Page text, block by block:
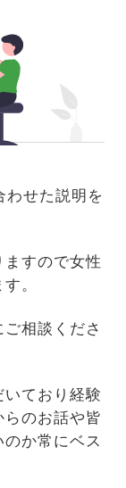
わせた説明を
すので女性
。
相談くださ
いており経験
のお話や皆
か常にベス